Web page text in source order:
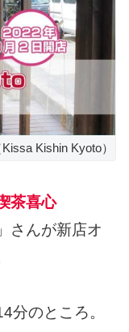
Kishin Kyoto）
茶喜心
」さんが新店オ
分のところ。